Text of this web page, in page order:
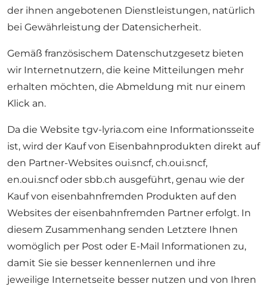
der ihnen angebotenen Dienstleistungen, natürlich
bei Gewährleistung der Datensicherheit.
Gemäß französischem Datenschutzgesetz bieten
wir Internetnutzern, die keine Mitteilungen mehr
erhalten möchten, die Abmeldung mit nur einem
Klick an.
Da die Website tgv-lyria.com eine Informationsseite
ist, wird der Kauf von Eisenbahnprodukten direkt auf
den Partner-Websites oui.sncf, ch.oui.sncf,
en.oui.sncf oder sbb.ch ausgeführt, genau wie der
Kauf von eisenbahnfremden Produkten auf den
Websites der eisenbahnfremden Partner erfolgt. In
diesem Zusammenhang senden Letztere Ihnen
womöglich per Post oder E-Mail Informationen zu,
damit Sie sie besser kennenlernen und ihre
jeweilige Internetseite besser nutzen und von Ihren